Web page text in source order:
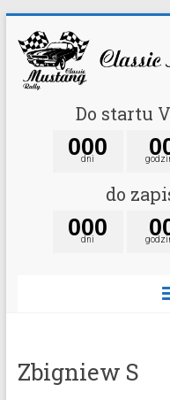
Do startu
dni
000 0
do
dni
000 0
Zbigniew S